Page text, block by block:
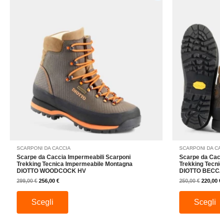
SCARPONI DA CACCIA
Scarpe da Caccia Impermeabili Scarponi
Trekking Tecnica Impermeabile Montagna
DIOTTO WOODCOCK HV
299,00€ 256,00€
Scegli
varianti.
Le
opzioni
possono
essere
scelte
nella
pagina
del
prodotto
SCARPONI DA
Scarpe da
Trekking
DIOTTO
250,00€ 220,00
Scegli